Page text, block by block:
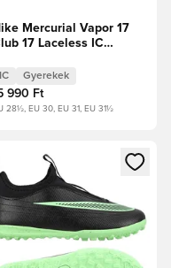
Mercurial Vapor 17
17 Laceless IC
Gyerek
IC Gyerekek
990 Ft
28½, EU 30, EU 31, EU 31½
vagy a tagként
egy modált a